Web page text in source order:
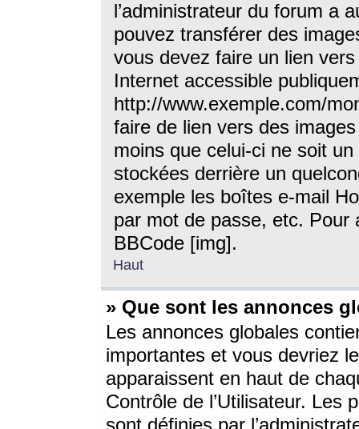
l’administrateur du forum a
pouvez transférer des
vous devez faire un lien
Internet accessible
http://www.exemple.com/
faire de lien vers des
moins que celui-ci ne soit
stockées derrière un
exemple les boîtes e-mail
par mot de passe, etc. Pour
BBCode [img].
Haut
» Que sont les annonces
Les annonces globales
importantes et vous devriez
apparaissent en haut de
Contrôle de l’Utilisateur. Les